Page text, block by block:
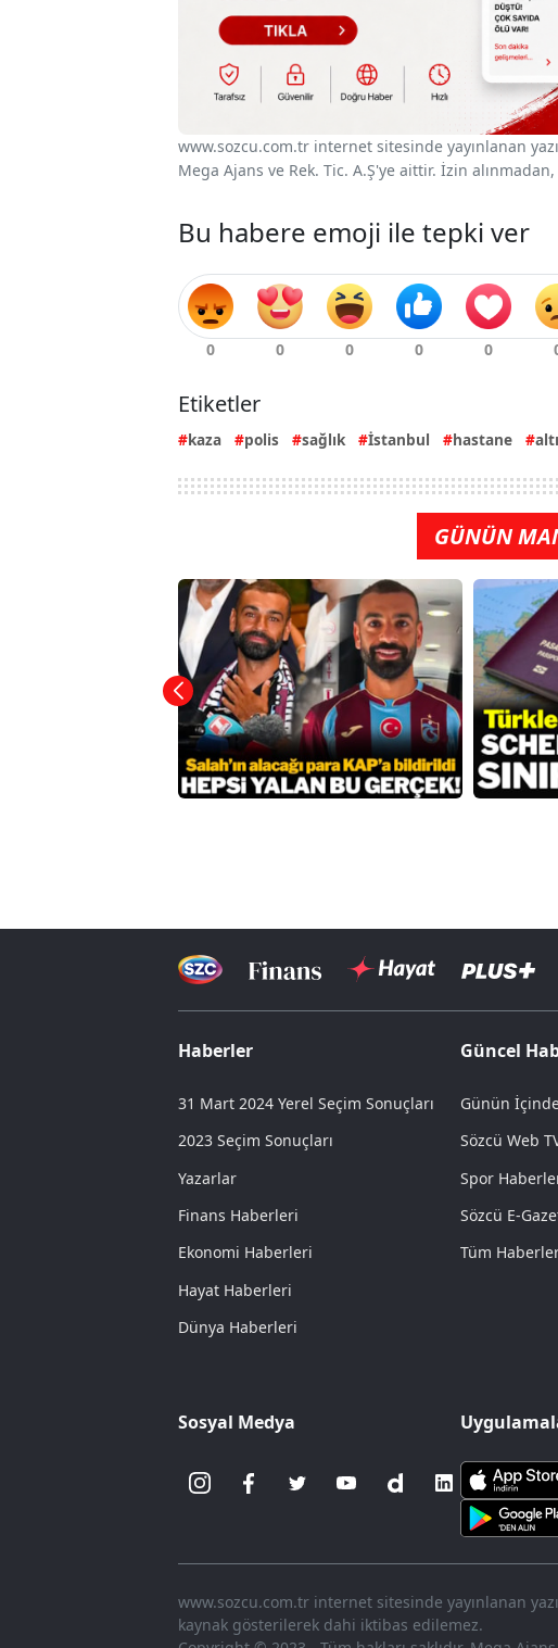
www.sozcu.com.tr internet sitesinde yayınlanan
Mega Ajans ve Rek. Tic. A.Ş'ye aittir. İzin
Bu habere emoji ile tepki ver
Etiketler
kaza polis sağlık İstanbul hastane
GÜNÜN
Haberler
31 Mart 2024 Yerel Seçim Sonuçları
2023 Seçim Sonuçları
Yazarlar
Finans Haberleri
Ekonomi Haberleri
Hayat Haberleri
Dünya Haberleri
Güncel
Günün
Sözcü Web
Spor
Sözcü E-
Tüm
Sosyal Medya
www.sozcu.com.tr internet sitesinde yayınlanan
kaynak gösterilerek dahi iktibas edilemez.